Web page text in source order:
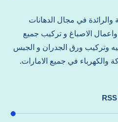
في مجال الدهانات
الاصباغ و تركيب جميع
وتركيب ورق الجدران و الجبس
والكهرباء في جميع الامارات.
RSS